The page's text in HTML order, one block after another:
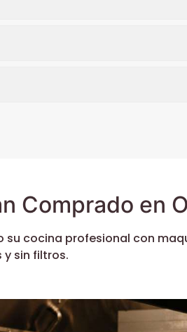
Comprado en
su cocina profesional con
sin filtros.